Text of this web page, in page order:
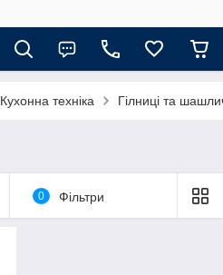
Кухонна техніка Гілниці та
0 Фільтри